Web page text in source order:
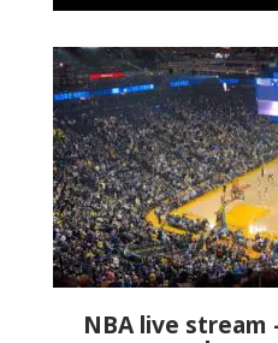
NBA live stream